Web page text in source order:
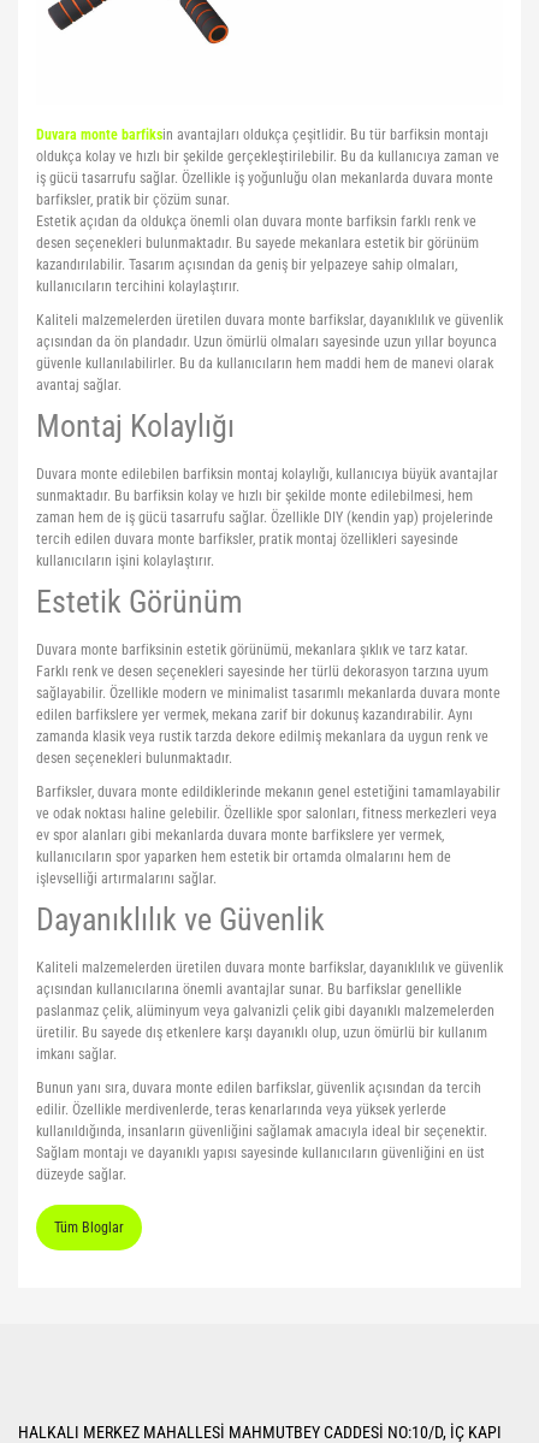
Duvara monte barfiksin avantajları oldukça çeşitlidir. Bu tür barfiksin montajı
oldukça kolay ve hızlı bir şekilde gerçekleştirilebilir. Bu da kullanıcıya zaman ve
iş gücü tasarrufu sağlar. Özellikle iş yoğunluğu olan mekanlarda duvara monte
barfiksler, pratik bir çözüm sunar.
Estetik açıdan da oldukça önemli olan duvara monte barfiksin farklı renk ve
desen seçenekleri bulunmaktadır. Bu sayede mekanlara estetik bir görünüm
kazandırılabilir. Tasarım açısından da geniş bir yelpazeye sahip olmaları,
kullanıcıların tercihini kolaylaştırır.
Kaliteli malzemelerden üretilen duvara monte barfikslar, dayanıklılık ve güvenlik
açısından da ön plandadır. Uzun ömürlü olmaları sayesinde uzun yıllar boyunca
güvenle kullanılabilirler. Bu da kullanıcıların hem maddi hem de manevi olarak
avantaj sağlar.
Montaj Kolaylığı
Duvara monte edilebilen barfiksin montaj kolaylığı, kullanıcıya büyük avantajlar
sunmaktadır. Bu barfiksin kolay ve hızlı bir şekilde monte edilebilmesi, hem
zaman hem de iş gücü tasarrufu sağlar. Özellikle DIY (kendin yap) projelerinde
tercih edilen duvara monte barfiksler, pratik montaj özellikleri sayesinde
kullanıcıların işini kolaylaştırır.
Estetik Görünüm
Duvara monte barfiksinin estetik görünümü, mekanlara şıklık ve tarz katar.
Farklı renk ve desen seçenekleri sayesinde her türlü dekorasyon tarzına uyum
sağlayabilir. Özellikle modern ve minimalist tasarımlı mekanlarda duvara monte
edilen barfikslere yer vermek, mekana zarif bir dokunuş kazandırabilir. Aynı
zamanda klasik veya rustik tarzda dekore edilmiş mekanlara da uygun renk ve
desen seçenekleri bulunmaktadır.
Barfiksler, duvara monte edildiklerinde mekanın genel estetiğini tamamlayabilir
ve odak noktası haline gelebilir. Özellikle spor salonları, fitness merkezleri veya
ev spor alanları gibi mekanlarda duvara monte barfikslere yer vermek,
kullanıcıların spor yaparken hem estetik bir ortamda olmalarını hem de
işlevselliği artırmalarını sağlar.
Dayanıklılık ve Güvenlik
Kaliteli malzemelerden üretilen duvara monte barfikslar, dayanıklılık ve güvenlik
açısından kullanıcılarına önemli avantajlar sunar. Bu barfikslar genellikle
paslanmaz çelik, alüminyum veya galvanizli çelik gibi dayanıklı malzemelerden
üretilir. Bu sayede dış etkenlere karşı dayanıklı olup, uzun ömürlü bir kullanım
imkanı sağlar.
Bunun yanı sıra, duvara monte edilen barfikslar, güvenlik açısından da tercih
edilir. Özellikle merdivenlerde, teras kenarlarında veya yüksek yerlerde
kullanıldığında, insanların güvenliğini sağlamak amacıyla ideal bir seçenektir.
Sağlam montajı ve dayanıklı yapısı sayesinde kullanıcıların güvenliğini en üst
düzeyde sağlar.
Tüm Bloglar
HALKALI MERKEZ MAHALLESİ MAHMUTBEY CADDESİ NO:10/D, İÇ KAPI
Pilates&Yoga Mat Çantası
Pillates Lastikleri
Pompalar
Step Tahtası
Yoga Balance
Yoga Block
Yoga Fly
Yoga Matı
Golbol
Kaleci Eldivenleri
Kaptanlık Pazubandı
Tekmelikler
Korner Direği
Sağlık Topları
Skor Tabelası
Slalom Set
Taktik Tahtası
Top Pompası
Top Taşıma Aparatları
Tekvando
Kettle Dambıl
Kondisyon Küreği
Mekik Aletleri
Sehpalar
Tırmanma Halatları